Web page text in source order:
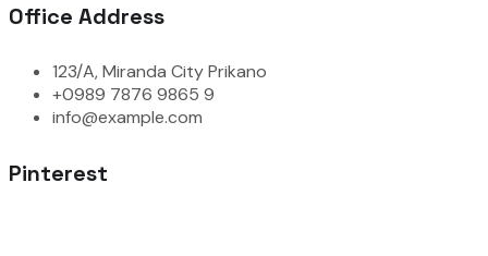
Office Address
123/A, Miranda City Prikano
+0989 7876 9865 9
info@example.com
Pinterest